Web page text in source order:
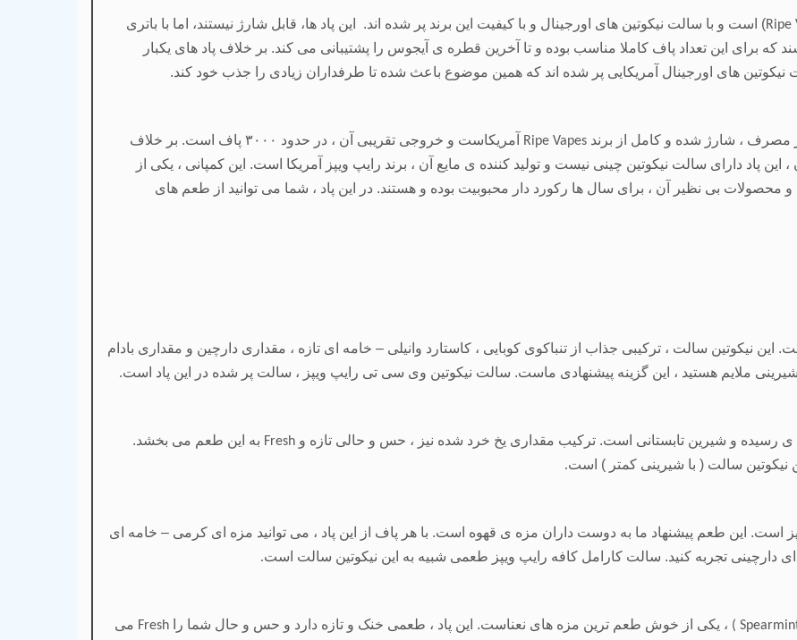
Ripe) است و با سالت نیکوتین های اورجینال و با کیفیت این برند پر شده اند. این پاد ها، قابل شارژ نیستند، اما با باتری
برای این تعداد پاف کاملا مناسب بوده و تا آخرین قطره ی آیجوس را پشتیبانی می کند. بر خلاف پاد های یکبار
نیکوتین های اورجینال آمریکایی پر شده اند که همین موضوع باعث شده تا طرفداران زیادی را جذب خود کند.
مصرف ، شارژ شده و کامل از برند Ripe Vapes آمریکاست و خروجی تقریبی آن ، در حدود ۳۰۰۰ پاف است. بر خلاف
این پاد دارای سالت نیکوتین چینی نیست و تولید کننده ی مایع آن ، برند رایپ ویپز آمریکا است. این کمپانی ، یکی از
محصولات بی نظیر آن ، برای سال ها رکورد دار محبوبیت بوده و هستند. در این پاد ، شما می توانید از طعم های
نیکوتین سالت ، ترکیبی جذاب از تنباکوی کوبایی ، کاستارد وانیلی – خامه ای تازه ، مقداری دارچین و مقداری بادام
ملایم هستید ، این گزینه پیشنهادی ماست. سالت نیکوتین وی سی تی رایپ ویپز ، سالت پر شده در این پاد است.
ی رسیده و شیرین تابستانی است. ترکیب مقداری یخ خرد شده نیز ، حس و حالی تازه و Fresh به این طعم می بخشد.
نیکوتین سالت ( با شیرینی کمتر ) است.
است. این طعم پیشنهاد ما به دوست داران مزه ی قهوه است. با هر پاف از این پاد ، می توانید مزه ای کرمی – خامه ای
تجربه کنید. سالت کارامل کافه رایپ ویپز طعمی شبیه به این نیکوتین سالت است.
( ، یکی از خوش طعم ترین مزه های نعناست. این پاد ، طعمی خنک و تازه دارد و حس و حال شما را Fresh می